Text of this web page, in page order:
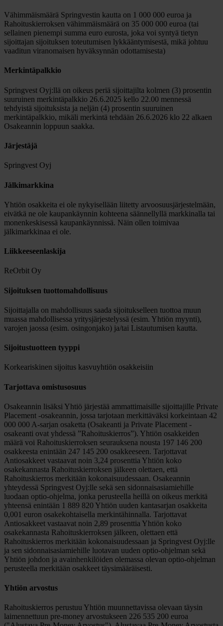
Vähimmäismäärä Springvestin kautta on 1 000 000 euroa ja
Rahoituskierroksen vähimmäismäärä on 35 000 000 euroa (tai
sellainen pienempi summa euro eurosta, joka voi syntyä tietyn
sijoittajan sijoituksen toteutumisen lykkääntymisestä, mikä johtuu
vaaditun viranomaisen hyväksynnän odottamisesta)
Merkintäpalkkio
Springvest Oyj:llä on oikeus periä sijoittajilta kolmen (3) prosentin
suuruinen merkintäpalkkio 26.6.2025 kello 22.00 mennessä
tehdyistä sijoituksista ja neljän (4) prosentin suuruinen
merkintäpalkkio, mikäli merkintä tehdään 26.6.2026 klo 22 alkaen
Osakeannin loppuun saakka.
Järjestäjä
Springvest Oyj
Jälkimarkkina
Yhtiön osakkeita ei ole nykyisellään liitetty arvoosuusjärjestelmään,
eivätkä ne ole kaupankäynnin kohteena säännellyllä markkinalla tai
monenkeskisessä kaupankäynnissä. Näin ollen toimivaa
jälkimarkkinaa ei ole.
Liikkeeseenlaskija
ReOrbit Oy
Sijoituksen tuottomahdollisuus
Sijoittajalla on mahdollisuus saada sijoitukselleen tuottoa muun
muassa mahdollisessa yritysjärjestelyssä (esim. Yhtiön myynti),
varojen jaossa (esim. osingonjako) ja/tai Listautumisen kautta.
Sijoitustuotteen tyyppi
Korkeariskinen sijoitus kasvuyhtiön osakkeisiin
Tarjottava omistusosuus
Osakeannin lisäksi Yhtiö järjestää ammattimaisille sijoittajille Private
Placement -osakeannin, jossa tarjotaan merkittäväksi korkeintaan 42
000 000 A-sarjan osaketta (Osakeanti ja Private Placement -
osakeanti ovat yhdessä ”Rahoituskierros”). Yhtiön osakkeiden
määrä voi Rahoituskierroksen seurauksena nousta 197 146 200
osakkeesta enintään 247 145 200 osakkeeseen. Tarjottavat
Antiosakkeet vastaavat noin 3,24 prosenttia Yhtiön koko
osakekannasta Rahoituskierroksen jälkeen olettaen, että
Rahoituskierros merkitään kokonaisuudessaan. Osakeannin
yhteydessä Springvest Oyj:lle sekä sen sidonnaisasiamiehille
luodaan optio-ohjelma, jonka perusteella heillä on oikeus merkitä
yhteensä enintään 1 889 820 Yhtiön uuden kantasarjan osakkeita
0,001 euron osakekohtaisella merkintähinnalla. Tarjottavat
Antiosakkeet vastaavat noin 2,89 prosenttia Yhtiön koko
osakekannasta Rahoituskierroksen jälkeen, olettaen että
Rahoituskierros merkitään kokonaisuudessaan ja Springvest Oyj:lle
ja sen sidonnaisasiamiehille luotavan uuden optio-ohjelman sekä
Yhtiön johdon ja avainhenkilöiden olemassa olevan optio-ohjelman
perusteella merkitään osakkeet täysimääräisesti.
Yhtiön arvostus
Rahoituskierros perustuu Yhtiön muunnettavissa olevaan täysin
laimennettuun pre-money arvostukseen 226 535 200 euroa